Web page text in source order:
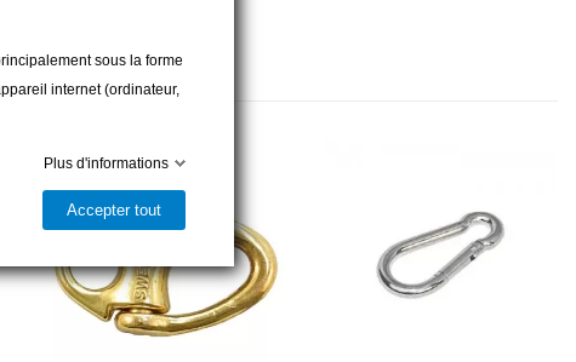
sous la forme
internet (ordinateur,
Plus d'informations
Accepter tout